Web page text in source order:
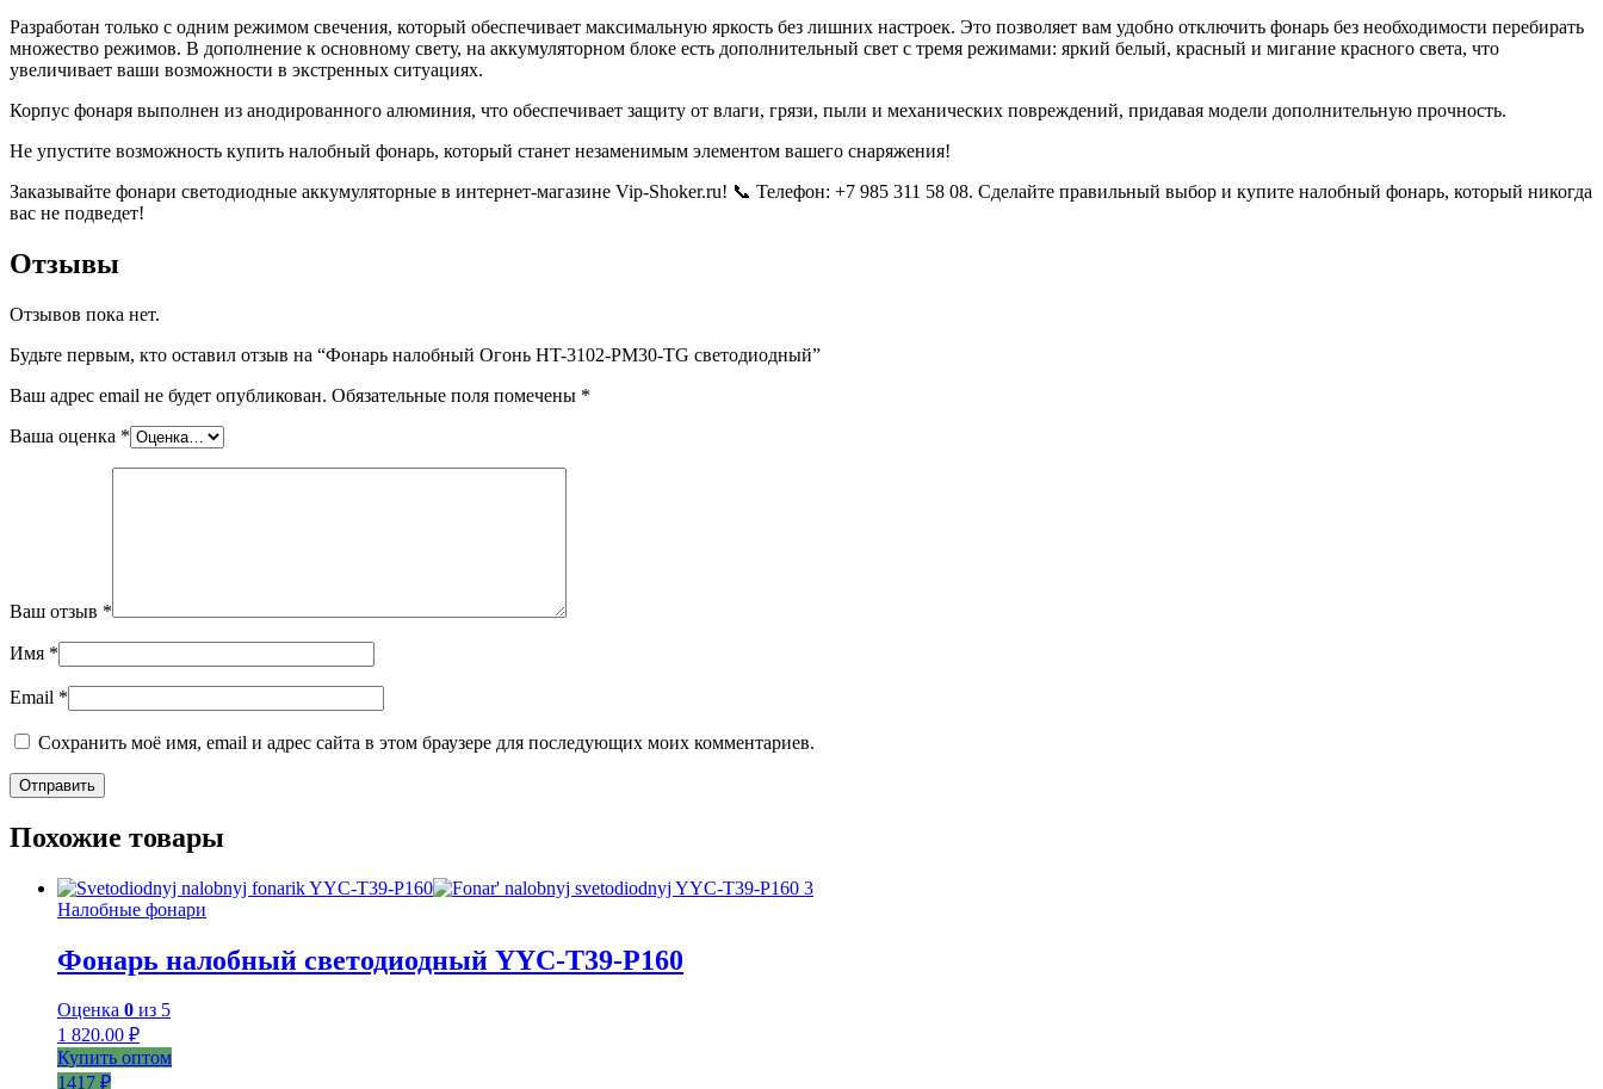
Разработан только с одним режимом свечения, который обеспечивает максимальную яркость без лишних настроек. Это позволяет вам удобно отключить фонарь без необходимости перебирать
множество режимов. В дополнение к основному свету, на аккумуляторном блоке есть дополнительный свет с тремя режимами: яркий белый, красный и мигание красного света, что
увеличивает ваши возможности в экстренных ситуациях.
Корпус фонаря выполнен из анодированного алюминия, что обеспечивает защиту от влаги, грязи, пыли и механических повреждений, придавая модели дополнительную прочность.
Не упустите возможность купить налобный фонарь, который станет незаменимым элементом вашего снаряжения!
Заказывайте фонари светодиодные аккумуляторные в интернет-магазине Vip-Shoker.ru! 📞 Телефон: +7 985 311 58 08. Сделайте правильный выбор и купите налобный фонарь, который никогда
вас не подведет!
Отзывы
Отзывов пока нет.
Будьте первым, кто оставил отзыв на “Фонарь налобный Огонь HT-3102-PM30-TG светодиодный”
Ваш адрес email не будет опубликован. Обязательные поля помечены *
Ваша оценка *
Ваш отзыв *
Имя *
Email *
Сохранить моё имя, email и адрес сайта в этом браузере для последующих моих комментариев.
Похожие товары
Налобные фонари
Фонарь налобный светодиодный YYC-T39-P160
Оценка 0 из 5
1 820.00 ₽
Купить оптом
1417 ₽